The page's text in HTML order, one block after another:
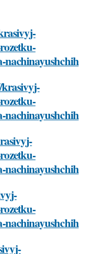
nachinayushchih
nachinayushchih
nachinayushchih
nachinayushchih